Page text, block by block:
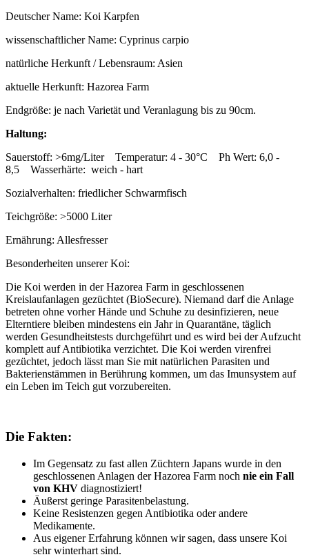
Deutscher Name: Koi Karpfen
wissenschaftlicher Name: Cyprinus carpio
natürliche Herkunft / Lebensraum: Asien
aktuelle Herkunft: Hazorea Farm
Endgröße: je nach Varietät und Veranlagung bis zu 90cm.
Haltung:
Sauerstoff: >6mg/Liter Temperatur: 4 - 30°C Ph Wert: 6,0 -
8,5 Wasserhärte: weich - hart
Sozialverhalten: friedlicher Schwarmfisch
Teichgröße: >5000 Liter
Ernährung: Allesfresser
Besonderheiten unserer Koi:
Die Koi werden in der Hazorea Farm in geschlossenen
Kreislaufanlagen gezüchtet (BioSecure). Niemand darf die Anlage
betreten ohne vorher Hände und Schuhe zu desinfizieren, neue
Elterntiere bleiben mindestens ein Jahr in Quarantäne, täglich
werden Gesundheitstests durchgeführt und es wird bei der Aufzucht
komplett auf Antibiotika verzichtet. Die Koi werden virenfrei
gezüchtet, jedoch lässt man Sie mit natürlichen Parasiten und
Bakterienstämmen in Berührung kommen, um das Imunsystem auf
ein Leben im Teich gut vorzubereiten.
Die Fakten:
Im Gegensatz zu fast allen Züchtern Japans wurde in den
geschlossenen Anlagen der Hazorea Farm noch nie ein Fall
von KHV diagnostiziert!
Äußerst geringe Parasitenbelastung.
Keine Resistenzen gegen Antibiotika oder andere
Medikamente.
Aus eigener Erfahrung können wir sagen, dass unsere Koi
sehr winterhart sind.